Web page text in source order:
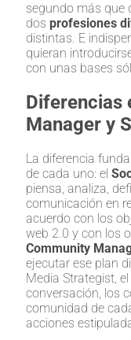
segundo más que
dos profesiones
distintas. E
quieran
con unas bases
Diferencias
Manager y
La diferencia
de cada uno: el
piensa, analiza,
comunicación en
acuerdo con los
web 2.0 y con los
Community
ejecutar ese plan
Media Strategist,
conversación, los
comunidad de
acciones